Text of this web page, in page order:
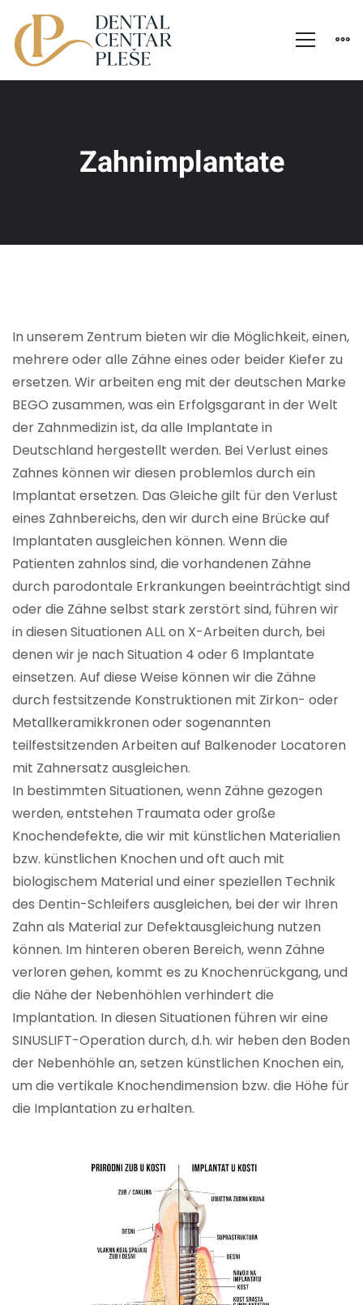
Zahnimplantate
In unserem Zentrum bieten wir die Möglichkeit, einen,
mehrere oder alle Zähne eines oder beider Kiefer zu
ersetzen. Wir arbeiten eng mit der deutschen Marke
BEGO zusammen, was ein Erfolgsgarant in der Welt
der Zahnmedizin ist, da alle Implantate in
Deutschland hergestellt werden. Bei Verlust eines
Zahnes können wir diesen problemlos durch ein
Implantat ersetzen. Das Gleiche gilt für den Verlust
eines Zahnbereichs, den wir durch eine Brücke auf
Implantaten ausgleichen können. Wenn die
Patienten zahnlos sind, die vorhandenen Zähne
durch parodontale Erkrankungen beeinträchtigt sind
oder die Zähne selbst stark zerstört sind, führen wir
in diesen Situationen ALL on X-Arbeiten durch, bei
denen wir je nach Situation 4 oder 6 Implantate
einsetzen. Auf diese Weise können wir die Zähne
durch festsitzende Konstruktionen mit Zirkon- oder
Metallkeramikkronen oder sogenannten
teilfestsitzenden Arbeiten auf Balkenoder Locatoren
mit Zahnersatz ausgleichen.
In bestimmten Situationen, wenn Zähne gezogen
werden, entstehen Traumata oder große
Knochendefekte, die wir mit künstlichen Materialien
bzw. künstlichen Knochen und oft auch mit
biologischem Material und einer speziellen Technik
des Dentin-Schleifers ausgleichen, bei der wir Ihren
Zahn als Material zur Defektausgleichung nutzen
können. Im hinteren oberen Bereich, wenn Zähne
verloren gehen, kommt es zu Knochenrückgang, und
die Nähe der Nebenhöhlen verhindert die
Implantation. In diesen Situationen führen wir eine
SINUSLIFT-Operation durch, d.h. wir heben den Boden
der Nebenhöhle an, setzen künstlichen Knochen ein,
um die vertikale Knochendimension bzw. die Höhe für
die Implantation zu erhalten.